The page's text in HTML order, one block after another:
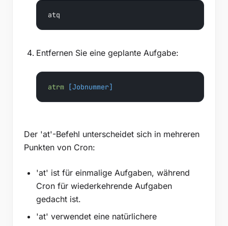
atq
Entfernen Sie eine geplante Aufgabe:
atrm [Jobnummer]
Der 'at'-Befehl unterscheidet sich in mehreren
Punkten von Cron:
'at' ist für einmalige Aufgaben, während
Cron für wiederkehrende Aufgaben
gedacht ist.
'at' verwendet eine natürlichere